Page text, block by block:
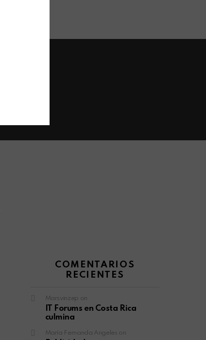
COMENTARIOS
RECIENTES
Marsvinzep on
IT Forums en Costa Rica
culmina
María Fernanda Angeles on